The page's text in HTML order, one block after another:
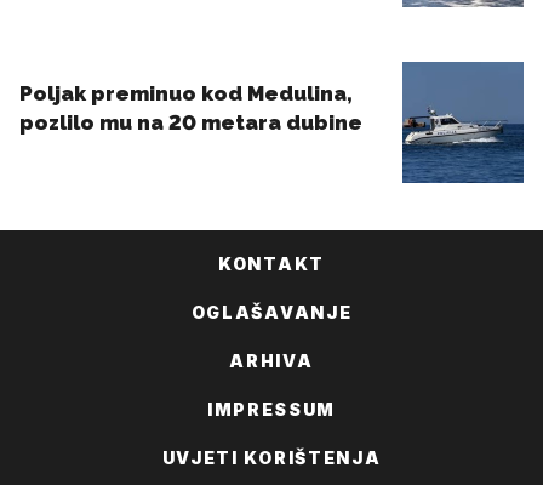
KONTAKT
OGLAŠAVANJE
ARHIVA
IMPRESSUM
UVJETI KORIŠTENJA